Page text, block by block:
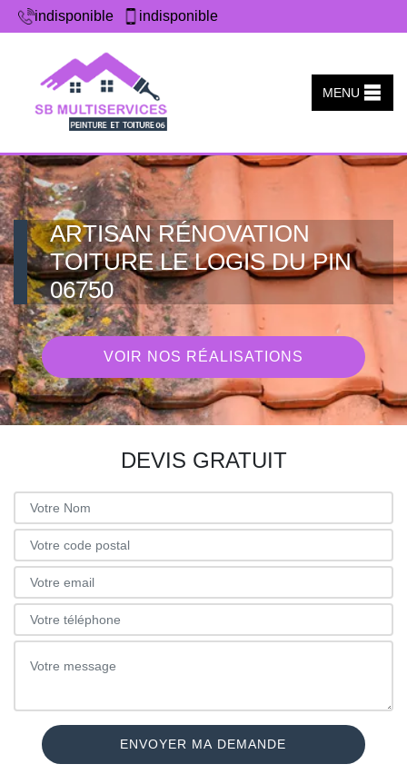
indisponible indisponible
MENU
ARTISAN RÉNOVATION
TOITURE LE LOGIS DU PIN
06750
VOIR NOS RÉALISATIONS
DEVIS GRATUIT